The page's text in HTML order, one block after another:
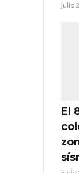
julio
El